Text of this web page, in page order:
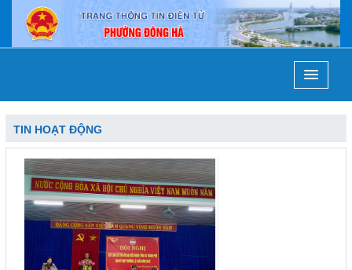
TIN HOẠT ĐỘNG